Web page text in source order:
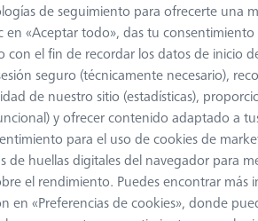
en T
la medición de la longitud Ø Eje
de seguimiento para ofrecerte una
en «Aceptar todo», das tu
con el fin de recordar los datos de inicio
seguro (técnicamente necesario),
de nuestro sitio (estadísticas),
y ofrecer contenido adaptado a
para el uso de cookies de
de huellas digitales del navegador para
el rendimiento. Puedes encontrar más
en «Preferencias de cookies», donde